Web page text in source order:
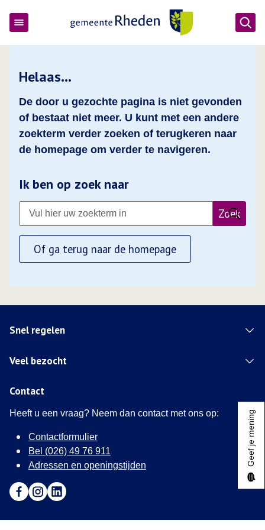
Helaas…
De door u gezochte pagina is niet gevonden
of bestaat niet meer. U kunt met een andere
zoekterm verder zoeken of terugkeren naar
de homepage om verder te navigeren.
Ik ben op zoek naar
Zoek
Of ga terug naar de homepage
Snel regelen
Veel bezocht
Contact
Heeft u een vraag? Neem dan contact met ons op:
Contactformulier
Bel (026) 49 76 911
Adressen en openingstijden
Geef je mening